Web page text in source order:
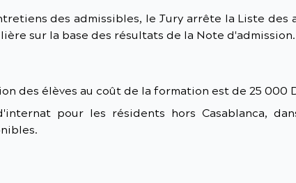
des admissibles, le Jury arrête la Liste des
sur la base des résultats de la Note d'admission.
des élèves au coût de la formation est de 25 000
pour les résidents hors Casablanca,